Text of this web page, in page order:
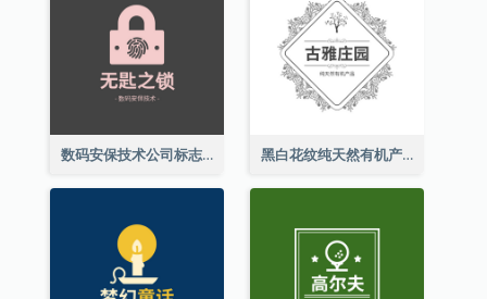
数码安保技术公司标志 黑白花纹纯天然有机产品标志